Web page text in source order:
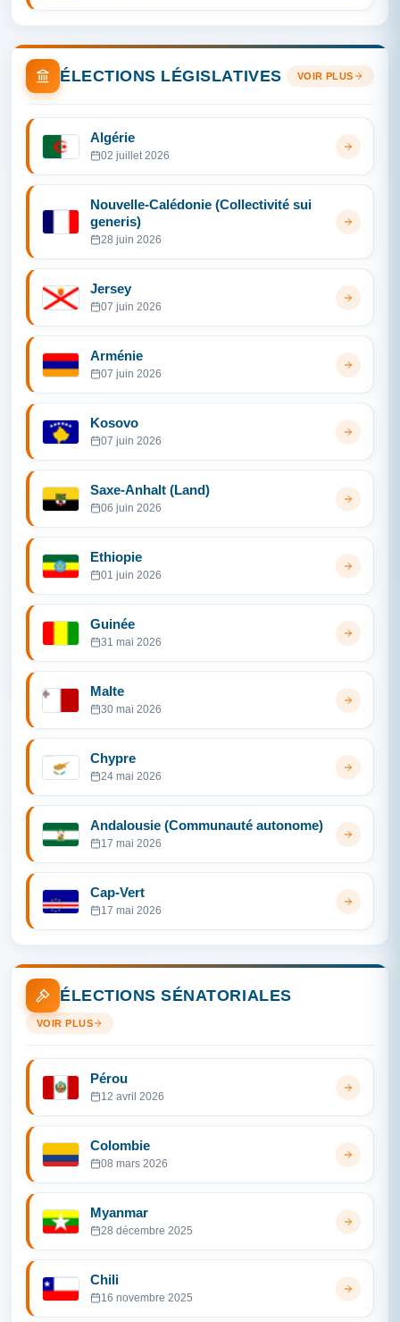
ÉLECTIONS LÉGISLATIVES VOIR PLUS
Algérie
02 juillet 2026
Nouvelle-Calédonie (Collectivité sui
generis)
28 juin 2026
Jersey
07 juin 2026
Arménie
07 juin 2026
Kosovo
07 juin 2026
Saxe-Anhalt (Land)
06 juin 2026
Ethiopie
01 juin 2026
Guinée
31 mai 2026
Malte
30 mai 2026
Chypre
24 mai 2026
Andalousie (Communauté autonome)
17 mai 2026
Cap-Vert
17 mai 2026
ÉLECTIONS SÉNATORIALES
VOIR PLUS
Pérou
12 avril 2026
Colombie
08 mars 2026
Myanmar
28 décembre 2025
Chili
16 novembre 2025